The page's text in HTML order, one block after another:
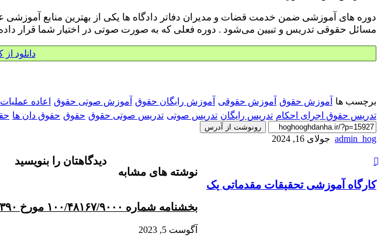
دوره های آموزشی ضمن خدمت قضات و مدیران دفاتر دادگاه ها یکی از بهترین منابع
مسائل حقوقی تدریس و تبیین می‌شود . دوره فعلی که به صورت صوتی در اختیار شما قرار
دانلود از
برچسب ها آموزش حقوق آموزش حقوقی آموزش رایگان حقوق آموزش صوتی حقوق اعاده
تدریس حقوق اجرای احکام تدریس رایگان تدریس صوتی تدریس صوتی حقوق حقوق حقوق دان ها
رونوشت از آدرس
admin_hog جولای 16, 2024
تحقیقات
مقدماتی
کارگاه آموزشی تحقیقات مقدماتی یک
نوشته های مشابه
بخشنامه شماره ۱۰۰/۴۸۱۶۷/۹۰۰۰ مورخ ۱۸/۱۰/۱۳۹۰ ریاست محترم قوه قضائیه
آگوست 5, 2023
دیدگاهتان را بنویسید